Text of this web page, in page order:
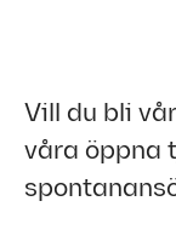
Vill du bli
våra öppna